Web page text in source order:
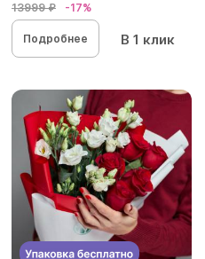
13999 ₽ -17%
Подробнее В 1 клик